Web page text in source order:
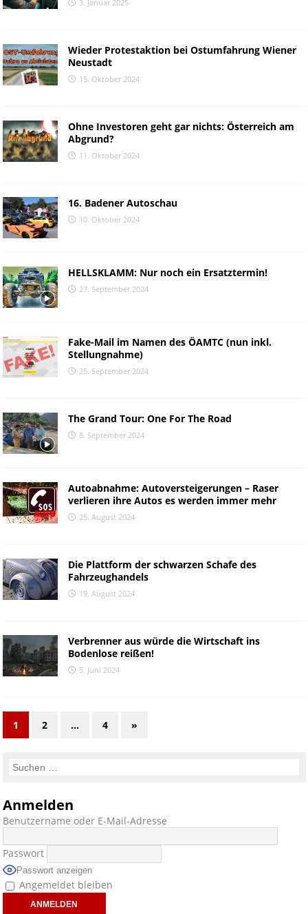
3. Januar 2025
Wieder Protestaktion bei Ostumfahrung Wiener
Neustadt
15. Oktober 2024
Ohne Investoren geht gar nichts: Österreich am
Abgrund?
11. Oktober 2024
16. Badener Autoschau
10. Oktober 2024
HELLSKLAMM: Nur noch ein Ersatztermin!
27. September 2024
Fake-Mail im Namen des ÖAMTC (nun inkl.
Stellungnahme)
25. September 2024
The Grand Tour: One For The Road
8. September 2024
Autoabnahme: Autoversteigerungen – Raser
verlieren ihre Autos es werden immer mehr
25. August 2024
Die Plattform der schwarzen Schafe des
Fahrzeughandels
19. August 2024
Verbrenner aus würde die Wirtschaft ins
Bodenlose reißen!
5. Juni 2024
1 2 … 4 »
Anmelden
Benutzername oder E-Mail-Adresse
Passwort
Passwort anzeigen
Angemeldet bleiben